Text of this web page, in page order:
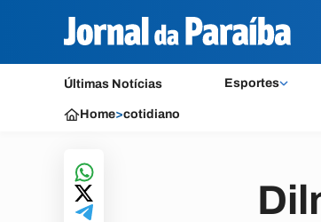
Últimas Notícias Esportes
Home>cotidiano